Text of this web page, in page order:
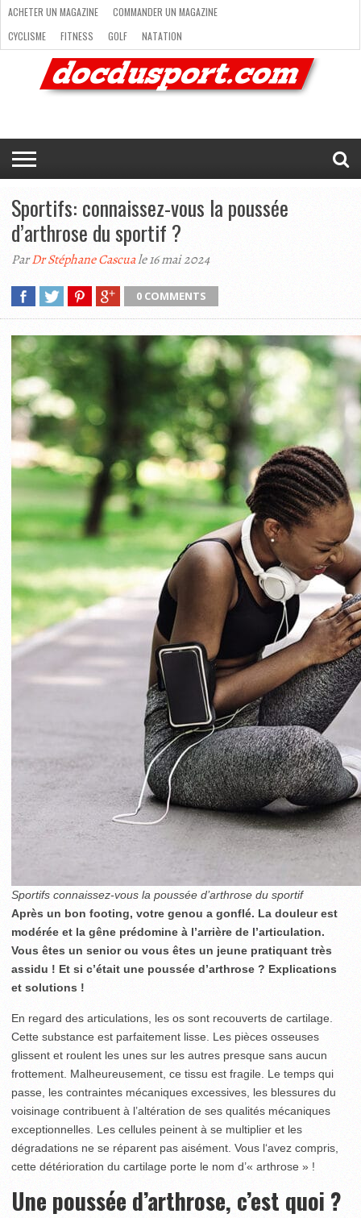
ACHETER
MAGAZINE
COMMANDER
UN
MAGAZINE
CYCLISME
FITNESS
GOLF
NATATION
RANDONNÉE
RUNNING
SKI
TRAIL
RUNNING
TRIATHLON
VOILE
NEWSLETTER
MAG’
EN
LIGNE
NOUS
CONTACTER
ACHETER UN MAGAZINE
COMMANDER UN MAGAZINE
CYCLISME
FITNESS GOLF
NATATION
RANDONNÉE
RUNNING SKI
TRAIL RUNNING
TRIATHLON
VOILE NEWSLETTER
MAG’ EN LIGNE
Sportifs: connaissez-vous la poussée
d’arthrose du sportif ?
ParDr Stéphane Cascuale 16 mai 2024
0 COMMENTS
Sportifs connaissez-vous la poussée d’arthrose du sportif
Après un bon footing, votre genou a gonflé. La douleur est
modérée et la gêne prédomine à l’arrière de l’articulation.
Vous êtes un senior ou vous êtes un jeune pratiquant très
assidu ! Et si c’était une poussée d’arthrose ? Explications
et solutions !
En regard des articulations, les os sont recouverts de cartilage.
Cette substance est parfaitement lisse. Les pièces osseuses
glissent et roulent les unes sur les autres presque sans aucun
frottement. Malheureu­sement, ce tissu est fragile. Le temps qui
passe, les contraintes mécaniques excessives, les blessures du
voisinage contribuent à l’altération de ses qualités mécaniques
exceptionnelles. Les cellules peinent à se multiplier et les
dégradations ne se réparent pas aisément. Vous l‘avez compris,
cette détérioration du cartilage porte le nom d’« arthrose » !
Une poussée d’arthrose, c’est quoi ?